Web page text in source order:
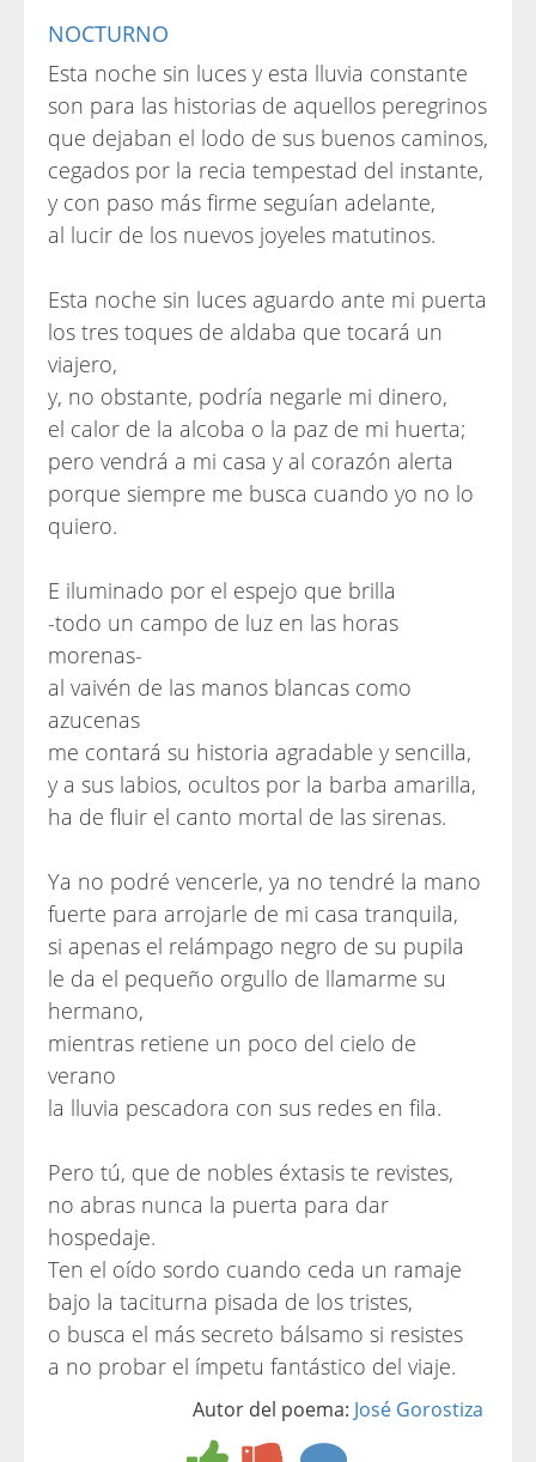
NOCTURNO
Esta noche sin luces y esta lluvia constante
son para las historias de aquellos peregrinos
que dejaban el lodo de sus buenos caminos,
cegados por la recia tempestad del instante,
y con paso más firme seguían adelante,
al lucir de los nuevos joyeles matutinos.
Esta noche sin luces aguardo ante mi puerta
los tres toques de aldaba que tocará un
viajero,
y, no obstante, podría negarle mi dinero,
el calor de la alcoba o la paz de mi huerta;
pero vendrá a mi casa y al corazón alerta
porque siempre me busca cuando yo no lo
quiero.
E iluminado por el espejo que brilla
-todo un campo de luz en las horas
morenas-
al vaivén de las manos blancas como
azucenas
me contará su historia agradable y sencilla,
y a sus labios, ocultos por la barba amarilla,
ha de fluir el canto mortal de las sirenas.
Ya no podré vencerle, ya no tendré la mano
fuerte para arrojarle de mi casa tranquila,
si apenas el relámpago negro de su pupila
le da el pequeño orgullo de llamarme su
hermano,
mientras retiene un poco del cielo de
verano
la lluvia pescadora con sus redes en fila.
Pero tú, que de nobles éxtasis te revistes,
no abras nunca la puerta para dar
hospedaje.
Ten el oído sordo cuando ceda un ramaje
bajo la taciturna pisada de los tristes,
o busca el más secreto bálsamo si resistes
a no probar el ímpetu fantástico del viaje.
Autor del poema: José Gorostiza